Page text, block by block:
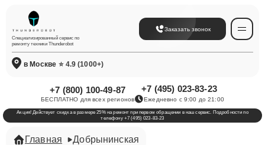
Специализированный сервис по
ремонту техники Thunderobot
Заказать звонок
в Москве ⭐ 4.9 (1000+)
+7 (800) 100-49-87
БЕСПЛАТНО для всех регионов
+7 (495) 023-83-23
Ежедневно с 9:00 до 21:00
Акция! Действует скидка в размере 25% на ремонт при первом обращении в наш сервис. Подробности по
телефону +7 (495) 023-83-23
Главная Добрынинская